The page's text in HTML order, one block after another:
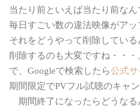
当たり前といえば当たり前なん
毎日すごい数の違法映像がアッ
それをどうやって削除している
削除するのも大変ですね・・・
で、Googleで検索したら公式サ
期間限定でPVフル試聴のキャ
期間終了になったらどうなる